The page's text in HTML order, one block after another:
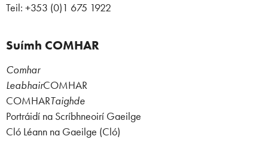
Teil: +353 (0)1 675 1922
Suímh COMHAR
Comhar
LeabhairCOMHAR
COMHARTaighde
Portráidí na Scríbhneoirí Gaeilge
Cló Léann na Gaeilge (Cló)